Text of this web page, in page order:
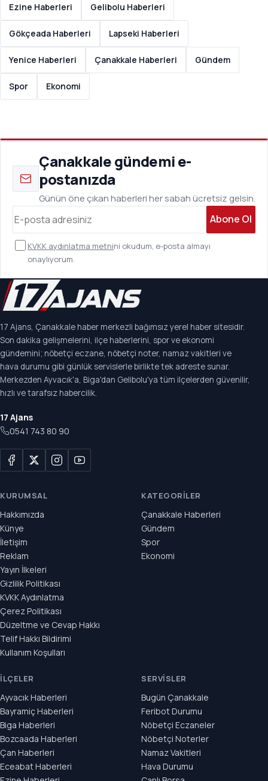
Ezine Haberleri Gelibolu Haberleri
Gökçeada Haberleri Lapseki Haberleri
Yenice Haberleri Çanakkale Haberleri Gündem
Spor Ekonomi
Çanakkale gündemi e-
postanızda
Günün öne çıkan haberleri her sabah ücretsiz gelsin.
Abone Ol
KVKK aydınlatma metnini okudum, e-posta almayı
onaylıyorum.
17 Ajans, Çanakkale haber merkezli bağımsız yerel haber sitesidir.
Son dakika gelişmelerini, ilçe haberlerini, spor ve ekonomi
gündemini; nöbetçi eczane, nöbetçi noter, namaz vakitleri ve
hava durumu gibi günlük servislerle birlikte tek adreste sunar.
Merkezden Ayvacık'a, Biga'dan Gelibolu'ya tüm ilçelerden güvenilir,
hızlı ve tarafsız habercilik.
17 Ajans
0541 743 80 90
KURUMSAL
Hakkımızda
Künye
İletişim
Reklam
Yayın İlkeleri
Gizlilik Politikası
KVKK Aydınlatma
Çerez Politikası
Düzeltme ve Cevap Hakkı
Telif Hakkı Bildirimi
Kullanım Koşulları
KATEGORILER
Çanakkale Haberleri
Gündem
Spor
Ekonomi
İLÇELER
Ayvacık Haberleri
Bayramiç Haberleri
Biga Haberleri
Bozcaada Haberleri
Çan Haberleri
Eceabat Haberleri
SERVISLER
Bugün Çanakkale
Feribot Durumu
Nöbetçi Eczaneler
Nöbetçi Noterler
Namaz Vakitleri
Hava Durumu